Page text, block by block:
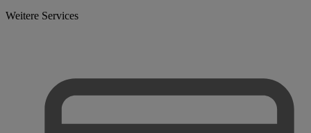
Weitere Services